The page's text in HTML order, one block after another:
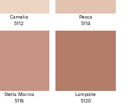
Camelia
5112
Pesca
5114
Stella Marina
5118
Lampone
5120